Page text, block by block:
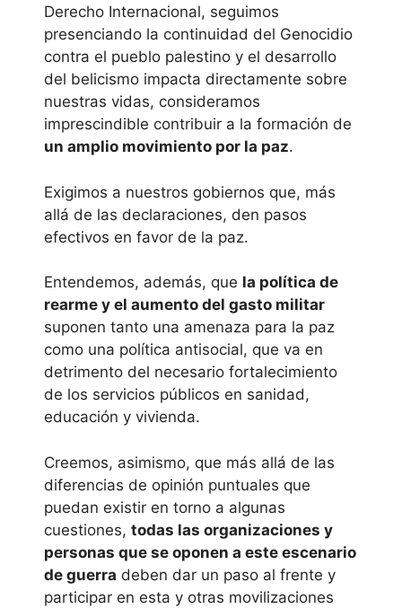
Derecho Internacional, seguimos
presenciando la continuidad del Genocidio
contra el pueblo palestino y el desarrollo
del belicismo impacta directamente sobre
nuestras vidas, consideramos
imprescindible contribuir a la formación de
un amplio movimiento por la paz.
Exigimos a nuestros gobiernos que, más
allá de las declaraciones, den pasos
efectivos en favor de la paz.
Entendemos, además, que la política de
rearme y el aumento del gasto militar
suponen tanto una amenaza para la paz
como una política antisocial, que va en
detrimento del necesario fortalecimiento
de los servicios públicos en sanidad,
educación y vivienda.
Creemos, asimismo, que más allá de las
diferencias de opinión puntuales que
puedan existir en torno a algunas
cuestiones,todas las organizaciones y
personas que se oponen a este escenario
de guerra deben dar un paso al frente y
participar en esta y otras movilizaciones